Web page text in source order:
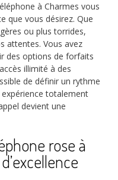
à Charmes vous
que vous désirez. Que
ou plus torrides,
attentes. Vous avez
des options de forfaits
illimité à des
de définir un rythme
expérience totalement
devient une
rose à